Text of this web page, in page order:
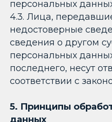
персональных
4.3. Лица,
недостоверные
сведения о другом
персональных
последнего, несут
соответствии с
5. Принципы
данных